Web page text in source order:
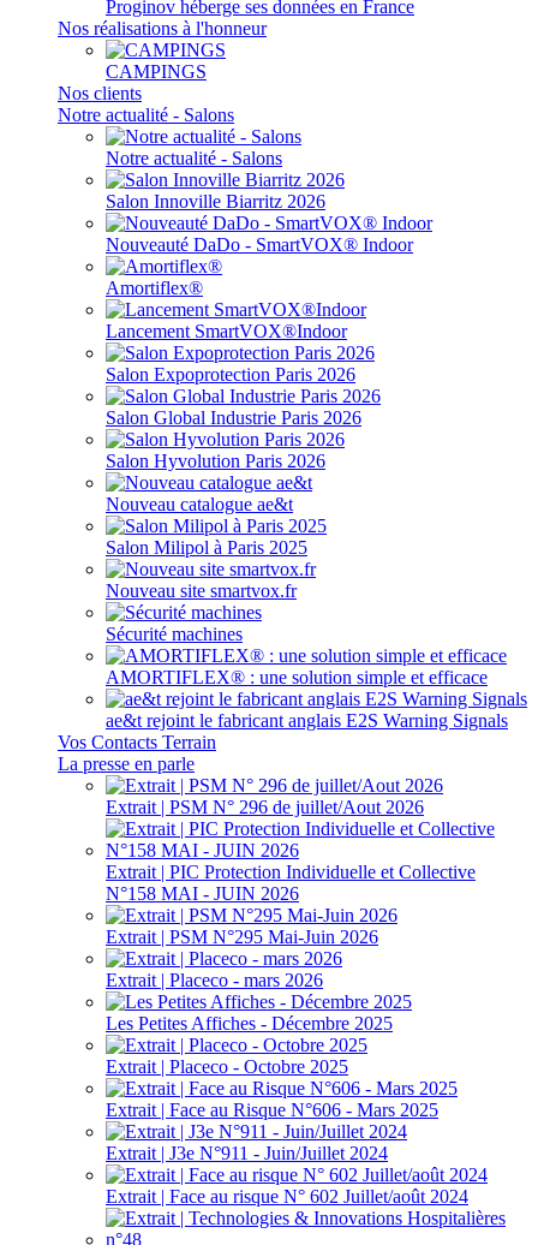
Proginov héberge ses données en France
Nos réalisations à l'honneur
CAMPINGS
Nos clients
Notre actualité - Salons
Notre actualité - Salons
Salon Innoville Biarritz 2026
Nouveauté DaDo - SmartVOX® Indoor
Amortiflex®
Lancement SmartVOX®Indoor
Salon Expoprotection Paris 2026
Salon Global Industrie Paris 2026
Salon Hyvolution Paris 2026
Nouveau catalogue ae&t
Salon Milipol à Paris 2025
Nouveau site smartvox.fr
Sécurité machines
AMORTIFLEX® : une solution simple et efficace
ae&t rejoint le fabricant anglais E2S Warning Signals
Vos Contacts Terrain
La presse en parle
Extrait | PSM N° 296 de juillet/Aout 2026
Extrait | PIC Protection Individuelle et Collective
N°158 MAI - JUIN 2026
Extrait | PSM N°295 Mai-Juin 2026
Extrait | Placeco - mars 2026
Les Petites Affiches - Décembre 2025
Extrait | Placeco - Octobre 2025
Extrait | Face au Risque N°606 - Mars 2025
Extrait | J3e N°911 - Juin/Juillet 2024
Extrait | Face au risque N° 602 Juillet/août 2024